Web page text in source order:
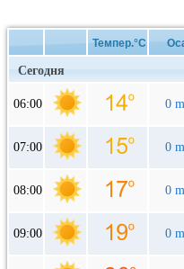
Темпер.°C
Сегодня
06:00 0
07:00 0
08:00 0
09:00 0